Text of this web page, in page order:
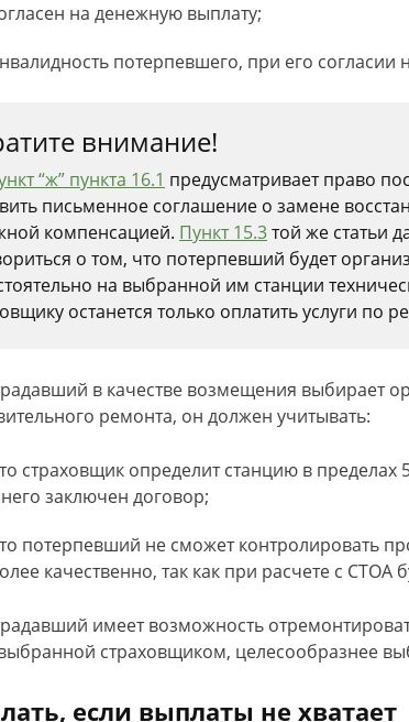
на денежную выплату;
потерпевшего, при его согласии
внимание!
“ж” пункта 16.1 предусматривает право
письменное соглашение о замене
компенсацией. Пункт 15.3той же статьи
о том, что потерпевший будет
на выбранной им станции
останется только оплатить услуги по
в качестве возмещения выбирает
ремонта, он должен учитывать:
страховщик определит станцию в пределах
заключен договор;
потерпевший не сможет контролировать
качественно, так как при расчете с СТОА
имеет возможность
страховщиком, целесообразнее
если выплаты не хватает